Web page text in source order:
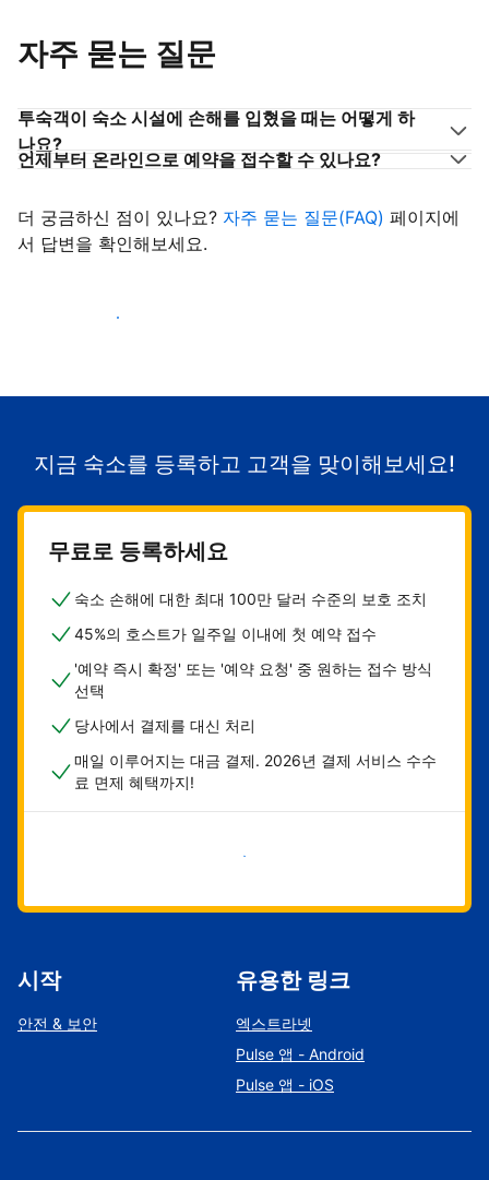
자주 묻는 질문
투숙객이 숙소 시설에 손해를 입혔을 때는 어떻게 하
나요?
언제부터 온라인으로 예약을 접수할 수 있나요?
더 궁금하신 점이 있나요? 자주 묻는 질문(FAQ) 페이지에
서 답변을 확인해보세요.
숙소로 고객 유치하기
지금 숙소를 등록하고 고객을 맞이해보세요!
무료로 등록하세요
숙소 손해에 대한 최대 100만 달러 수준의 보호 조치
45%의 호스트가 일주일 이내에 첫 예약 접수
'예약 즉시 확정' 또는 '예약 요청' 중 원하는 접수 방식
선택
당사에서 결제를 대신 처리
매일 이루어지는 대금 결제. 2026년 결제 서비스 수수
료 면제 혜택까지!
지금 시작하기
시작
안전 & 보안
유용한 링크
엑스트라넷
Pulse 앱 - Android
Pulse 앱 - iOS